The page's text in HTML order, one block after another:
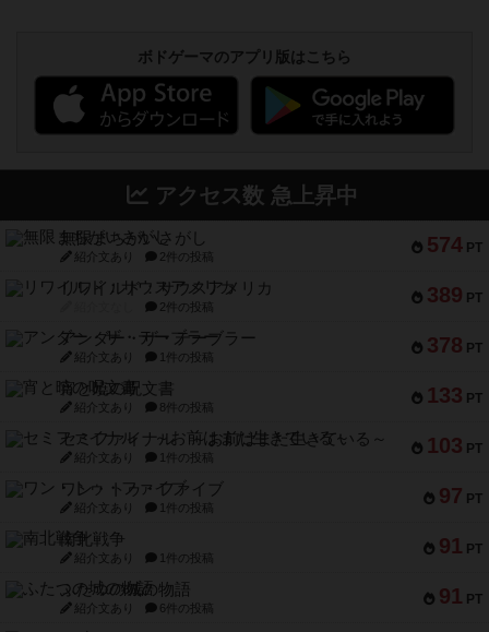
ボドゲーマのアプリ版はこちら
アクセス数 急上昇中
574 PT
無限まちがいさがし
紹介文あり 2件の投稿
389 PT
リワイルド：サウスアメリカ
2件の投稿
378 PT
アンダー・ザ・テーブラー
紹介文あり 1件の投稿
133 PT
宵と暁の呪文書
紹介文あり 8件の投稿
103 PT
セミファイナル ～お前はまだ生きている～
紹介文あり 1件の投稿
97 PT
ワン・トゥ・ファイブ
紹介文あり 1件の投稿
91 PT
南北戦争
紹介文あり 1件の投稿
91 PT
ふたつの城の物語
紹介文あり 6件の投稿